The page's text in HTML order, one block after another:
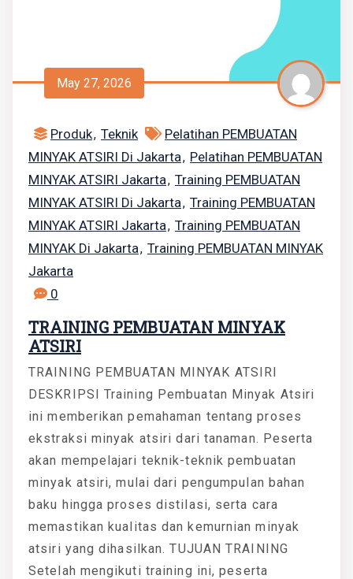
May 27, 2026
Produk, Teknik
Pelatihan PEMBUATAN
MINYAK ATSIRI Di Jakarta, Pelatihan PEMBUATAN
MINYAK ATSIRI Jakarta, Training PEMBUATAN
MINYAK ATSIRI Di Jakarta, Training PEMBUATAN
MINYAK ATSIRI Jakarta, Training PEMBUATAN
MINYAK Di Jakarta, Training PEMBUATAN MINYAK
Jakarta
0
TRAINING PEMBUATAN MINYAK
ATSIRI
TRAINING PEMBUATAN MINYAK ATSIRI
DESKRIPSI Training Pembuatan Minyak Atsiri
ini memberikan pemahaman tentang proses
ekstraksi minyak atsiri dari tanaman. Peserta
akan mempelajari teknik-teknik pembuatan
minyak atsiri, mulai dari pengumpulan bahan
baku hingga proses distilasi, serta cara
memastikan kualitas dan kemurnian minyak
atsiri yang dihasilkan. TUJUAN TRAINING
Setelah mengikuti training ini, peserta